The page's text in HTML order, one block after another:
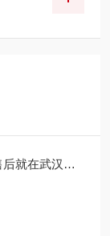
武汉西尔福